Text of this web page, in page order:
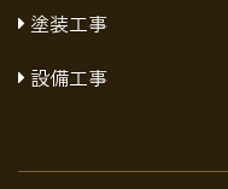
塗装工事
設備工事